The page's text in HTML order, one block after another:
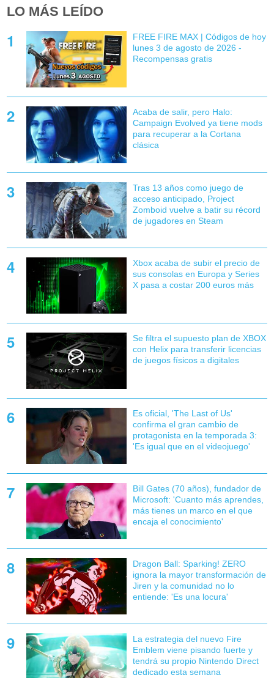
LO MÁS LEÍDO
FREE FIRE MAX | Códigos de hoy
lunes 3 de agosto de 2026 -
Recompensas gratis
Acaba de salir, pero Halo:
Campaign Evolved ya tiene mods
para recuperar a la Cortana
clásica
Tras 13 años como juego de
acceso anticipado, Project
Zomboid vuelve a batir su récord
de jugadores en Steam
Xbox acaba de subir el precio de
sus consolas en Europa y Series
X pasa a costar 200 euros más
Se filtra el supuesto plan de XBOX
con Helix para transferir licencias
de juegos físicos a digitales
Es oficial, 'The Last of Us'
confirma el gran cambio de
protagonista en la temporada 3:
'Es igual que en el videojuego'
Bill Gates (70 años), fundador de
Microsoft: 'Cuanto más aprendes,
más tienes un marco en el que
encaja el conocimiento'
Dragon Ball: Sparking! ZERO
ignora la mayor transformación de
Jiren y la comunidad no lo
entiende: 'Es una locura'
La estrategia del nuevo Fire
Emblem viene pisando fuerte y
tendrá su propio Nintendo Direct
dedicado esta semana